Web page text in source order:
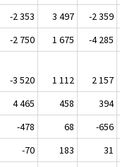
-2 353 3 497
-2 359
-2 750 1 675
-4 285
-3 520 1 112
2 157
4 465 458
394
-478 68
-656
-70 183
31